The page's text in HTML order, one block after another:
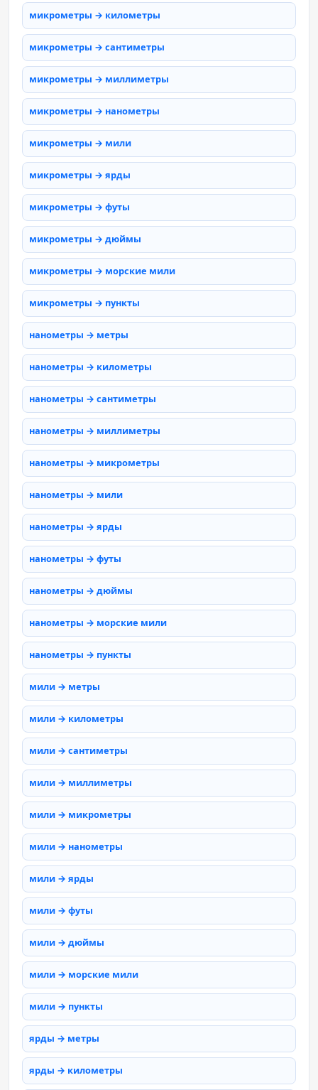
микрометры → километры
микрометры → сантиметры
микрометры → миллиметры
микрометры → нанометры
микрометры → мили
микрометры → ярды
микрометры → футы
микрометры → дюймы
микрометры → морские мили
микрометры → пункты
нанометры → метры
нанометры → километры
нанометры → сантиметры
нанометры → миллиметры
нанометры → микрометры
нанометры → мили
нанометры → ярды
нанометры → футы
нанометры → дюймы
нанометры → морские мили
нанометры → пункты
мили → метры
мили → километры
мили → сантиметры
мили → миллиметры
мили → микрометры
мили → нанометры
мили → ярды
мили → футы
мили → дюймы
мили → морские мили
мили → пункты
ярды → метры
ярды → километры